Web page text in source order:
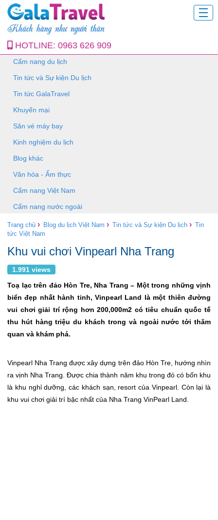
HOTLINE: 0963 626 909
Cẩm nang du lịch
Tin tức và Sự kiện Du lịch
Tin tức GalaTravel
Khuyến mại
Săn vé máy bay
Kinh nghiệm du lịch
Blog khác
Văn hóa - Ẩm thực
Cẩm nang Việt Nam
Cẩm nang nước ngoài
Trang chủ › Blog du lịch Việt Nam › Tin tức và Sự kiện Du lịch › Tin
tức Việt Nam
Khu vui chơi Vinpearl Nha Trang
1.991 views
Toạ lạc trên đảo Hòn Tre, Nha Trang – Một trong những vịnh
biển đẹp nhất hành tinh, Vinpearl Land là một thiên đường
vui chơi giải trí rộng hơn 200,000m2 có tiêu chuẩn quốc tế
thu hút hàng triệu du khách trong và ngoài nước tới thăm
quan và khám phá.
Vinpearl Nha Trang được xây dựng trên đảo Hòn Tre, hướng nhìn
ra vịnh Nha Trang. Được chia thành năm khu trong đó có bốn khu
là khu nghỉ dưỡng, các khách sạn, resort của Vinpearl. Còn lại là
khu vui chơi giải trí bậc nhất của Nha Trang VinPearl Land.